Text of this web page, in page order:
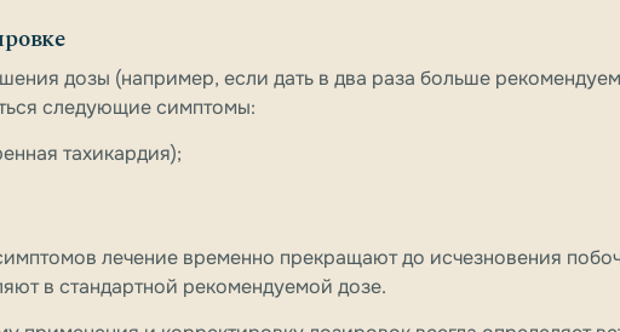
дозы (например, если дать в два раза больше
следующие симптомы:
тахикардия);
лечение временно прекращают до исчезновения
в стандартной рекомендуемой дозе.